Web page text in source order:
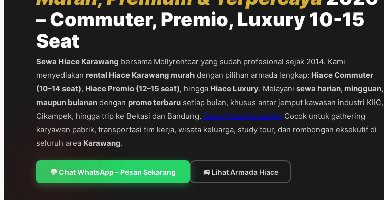
– Commuter, Premio, Luxury 10-15
Seat
Sewa Hiace Karawang bersama Mollyrentcar yang sudah profesional sejak 2014. Kami
menyediakan rental Hiace Karawang murah dengan pilihan armada lengkap: Hiace Commuter
(10–14 seat), Hiace Premio (12–15 seat), hingga Hiace Luxury. Melayani sewa harian, mingguan,
maupun bulanan dengan promo terbaru setiap bulan, khusus antar jemput kawasan industri KIIC,
Cikampek, hingga trip ke Bekasi dan Bandung. Sewa Hiace Karawang Cocok untuk gathering
karyawan pabrik, transportasi tim kerja, wisata keluarga, study tour, dan rombongan eksekutif di
seluruh area Karawang.
💬 Chat WhatsApp – Pesan Sekarang 🚐 Lihat Armada Hiace